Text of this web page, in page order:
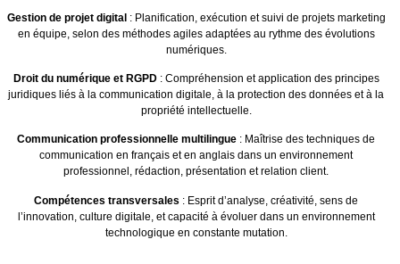
Gestion de projet digital: Planification, exécution et suivi de projets marketing
en équipe, selon des méthodes agiles adaptées au rythme des évolutions
numériques.
Droit du numérique et RGPD: Compréhension et application des principes
juridiques liés à la communication digitale, à la protection des données et à la
propriété intellectuelle.
Communication professionnelle multilingue : Maîtrise des techniques de
communication en français et en anglais dans un environnement
professionnel, rédaction, présentation et relation client.
Compétences transversales : Esprit d’analyse, créativité, sens de
l’innovation, culture digitale, et capacité à évoluer dans un environnement
technologique en constante mutation.